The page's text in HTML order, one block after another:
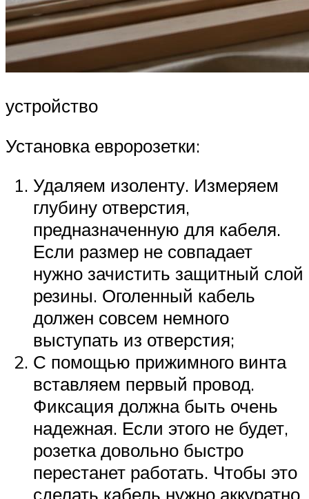
устройство
Установка евророзетки:
Удаляем изоленту. Измеряем
глубину отверстия,
предназначенную для кабеля.
Если размер не совпадает
нужно зачистить защитный слой
резины. Оголенный кабель
должен совсем немного
выступать из отверстия;
С помощью прижимного винта
вставляем первый провод.
Фиксация должна быть очень
надежная. Если этого не будет,
розетка довольно быстро
перестанет работать. Чтобы это
сделать кабель нужно аккуратно